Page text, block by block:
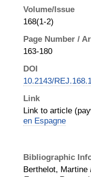
Volume/Issue
168(1-2)
Page Number /
163-180
DOI
10.2143/
Link
Link to article
en Espagne
Bibliographic
Berthelot, Martine